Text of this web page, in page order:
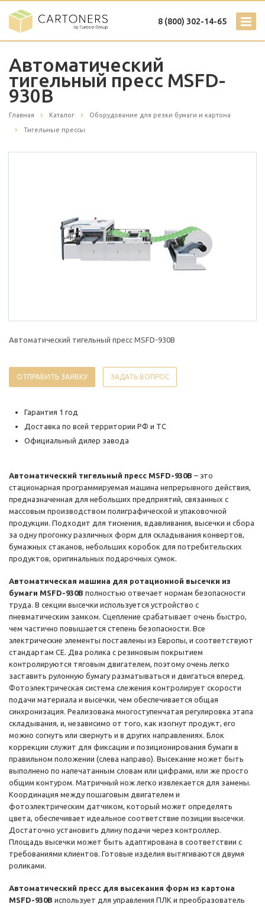
8 (800) 302-14-65
Автоматический
тигельный пресс MSFD-
930B
Главная Каталог Оборудование для резки бумаги и картона
Тигельные прессы
Автоматический тигельный пресс MSFD-930B
ОТПРАВИТЬ ЗАЯВКУ ЗАДАТЬ ВОПРОС
Гарантия 1 год
Доставка по всей территории РФ и ТС
Официальный дилер завода
Автоматический тигельный пресс MSFD-930B – это
стационарная программируемая машина непрерывного действия,
предназначенная для небольших предприятий, связанных с
массовым производством полиграфической и упаковочной
продукции. Подходит для тиснения, вдавливания, высечки и сбора
за одну прогонку различных форм для складывания конвертов,
бумажных стаканов, небольших коробок для потребительских
продуктов, оригинальных подарочных сумок.
Автоматическая машина для ротационной высечки из
бумаги MSFD-930B полностью отвечает нормам безопасности
труда. В секции высечки используется устройство с
пневматическим замком. Сцепление срабатывает очень быстро,
чем частично повышается степень безопасности. Все
электрические элементы поставлены из Европы, и соответствуют
стандартам CE. Два ролика с резиновым покрытием
контролируются тяговым двигателем, поэтому очень легко
заставить рулонную бумагу разматываться и двигаться вперед.
Фотоэлектрическая система слежения контролирует скорости
подачи материала и высечки, чем обеспечивается общая
синхронизация. Реализована многоступенчатая регулировка этапа
складывания, и, независимо от того, как изогнут продукт, его
можно согнуть или свернуть и в других направлениях. Блок
коррекции служит для фиксации и позиционирования бумаги в
правильном положении (слева направо). Высекание может быть
выполнено по напечатанным словам или цифрами, или же просто
общим контуром. Матричный нож легко извлекается для замены.
Координация между пошаговым двигателем и
фотоэлектрическим датчиком, который может определять
цвета, обеспечивает идеальное соответствие позиции высечки.
Достаточно установить длину подачи через контроллер.
Площадь высечки может быть адаптирована в соответствии с
требованиями клиентов. Готовые изделия вытягиваются двумя
роликами.
Автоматический пресс для высекания форм из картона
MSFD-930B использует для управления ПЛК и преобразователь